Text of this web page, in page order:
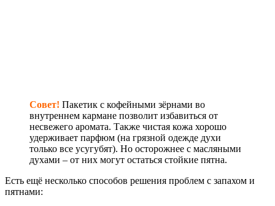
Совет! Пакетик с кофейными зёрнами во
внутреннем кармане позволит избавиться от
несвежего аромата. Также чистая кожа хорошо
удерживает парфюм (на грязной одежде духи
только все усугубят). Но осторожнее с масляными
духами – от них могут остаться стойкие пятна.
Есть ещё несколько способов решения проблем с запахом и
пятнами: